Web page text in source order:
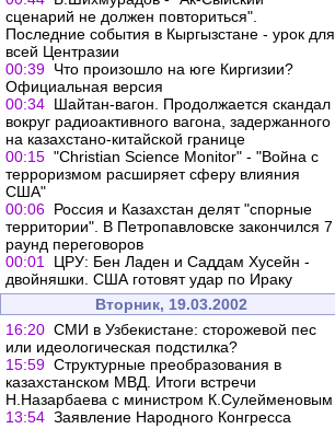
сценарий не должен повториться".
Последние события в Кыргызстане - урок для
всей Центразии
00:39 Что произошло на юге Киргизии?
Официальная версия
00:34 Шайтан-вагон. Продолжается скандал
вокруг радиоактивного вагона, задержанного
на казахстано-китайской границе
00:15 "Christian Science Monitor" - "Война с
терроризмом расширяет сферу влияния
США"
00:06 Россия и Казахстан делят "спорные
территории". В Петропавловске закончился 7
раунд переговоров
00:01
ЦРУ: Бен Ладен и Саддам Хусейн -
двойняшки. США готовят удар по Ираку
Вторник, 19.03.2002
16:20 СМИ в Узбекистане: сторожевой пес
или идеологическая подстилка?
15:59 Структурные преобразования в
казахстанском МВД. Итоги встречи
Н.Назарбаева с министром К.Сулейменовым
13:54 Заявление Народного Конгресса